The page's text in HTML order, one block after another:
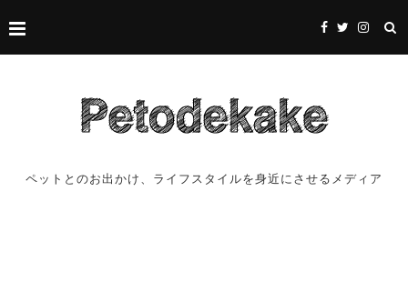
ペットとのお出かけ、ライフスタイルを身近にさせるメディア